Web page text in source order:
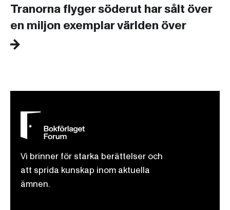
Tranorna flyger söderut har sålt över
en miljon exemplar världen över
Vi brinner för starka berättelser och
att sprida kunskap inom aktuella
ämnen.